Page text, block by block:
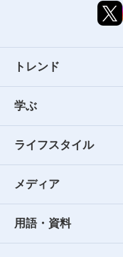
トレンド
学ぶ
ライフスタイル
メディア
用語・資料